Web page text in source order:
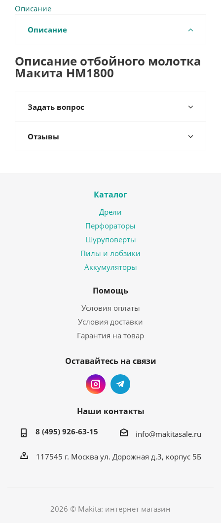
Описание
Описание
Описание отбойного молотка
Макита HM1800
Задать вопрос
Отзывы
Каталог
Дрели
Перфораторы
Шуруповерты
Пилы и лобзики
Аккумуляторы
Помощь
Условия оплаты
Условия доставки
Гарантия на товар
Оставайтесь на связи
Наши контакты
8 (495) 926-63-15 info@makitasale.ru
117545 г. Москва ул. Дорожная д.3, корпус 5Б
2026 © Makita: интернет магазин